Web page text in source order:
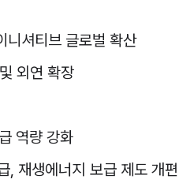
니셔티브 글로벌 확산
외연 확장
역량 강화
, 재생에너지 보급 제도 개편